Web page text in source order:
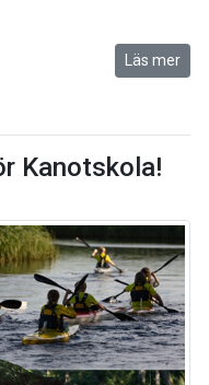
Läs mer
Kanotskola!